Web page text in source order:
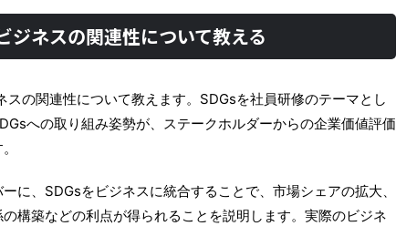
ジネスの関連性について教える
スの関連性について教えます。SDGsを社員研修のテーマとし
への取り組み姿勢が、ステークホルダーからの企業価値評価
に、SDGsをビジネスに統合することで、市場シェアの拡大、
構築などの利点が得られることを説明します。実際のビジネ